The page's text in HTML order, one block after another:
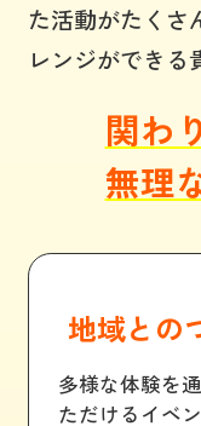
た活動がたくさ
レンジができる
関わ
無理
地域との
多様な体験を
ただけるイベ